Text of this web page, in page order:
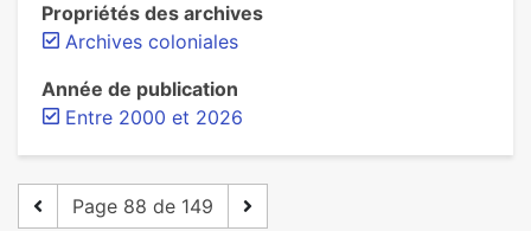
Propriétés des archives
Archives coloniales
Année de publication
Entre 2000 et 2026
Page 88 de 149